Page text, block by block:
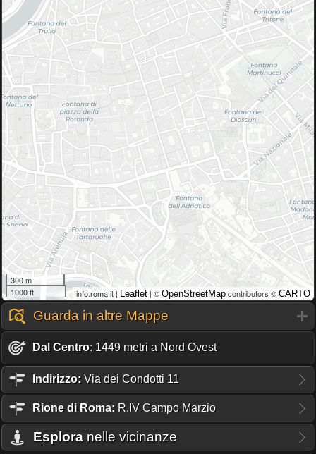
300 m
1000 ft
info.roma.it | Leaflet | © OpenStreetMap contributors © CARTO
Guarda in altre Mappe
Dal Centro: 1449 metri a Nord Ovest
Indirizzo: Via dei Condotti 11
Rione di Roma: R.IV Campo Marzio
Esplora nelle vicinanze